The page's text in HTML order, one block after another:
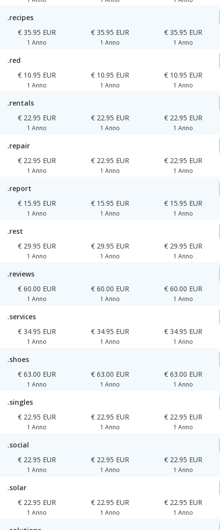
.recipes
€ 35.95 EUR
1 Anno
€ 35.95 EUR
1 Anno
€ 35.95 EUR
1 Anno
.red
€ 10.95 EUR
1 Anno
€ 10.95 EUR
1 Anno
€ 10.95 EUR
1 Anno
.rentals
€ 22.95 EUR
1 Anno
€ 22.95 EUR
1 Anno
€ 22.95 EUR
1 Anno
.repair
€ 22.95 EUR
1 Anno
€ 22.95 EUR
1 Anno
€ 22.95 EUR
1 Anno
.report
€ 15.95 EUR
1 Anno
€ 15.95 EUR
1 Anno
€ 15.95 EUR
1 Anno
.rest
€ 29.95 EUR
1 Anno
€ 29.95 EUR
1 Anno
€ 29.95 EUR
1 Anno
.reviews
€ 60.00 EUR
1 Anno
€ 60.00 EUR
1 Anno
€ 60.00 EUR
1 Anno
.services
€ 34.95 EUR
1 Anno
€ 34.95 EUR
1 Anno
€ 34.95 EUR
1 Anno
.shoes
€ 63.00 EUR
1 Anno
€ 63.00 EUR
1 Anno
€ 63.00 EUR
1 Anno
.singles
€ 22.95 EUR
1 Anno
€ 22.95 EUR
1 Anno
€ 22.95 EUR
1 Anno
.social
€ 22.95 EUR
1 Anno
€ 22.95 EUR
1 Anno
€ 22.95 EUR
1 Anno
.solar
€ 22.95 EUR
1 Anno
€ 22.95 EUR
1 Anno
€ 22.95 EUR
1 Anno